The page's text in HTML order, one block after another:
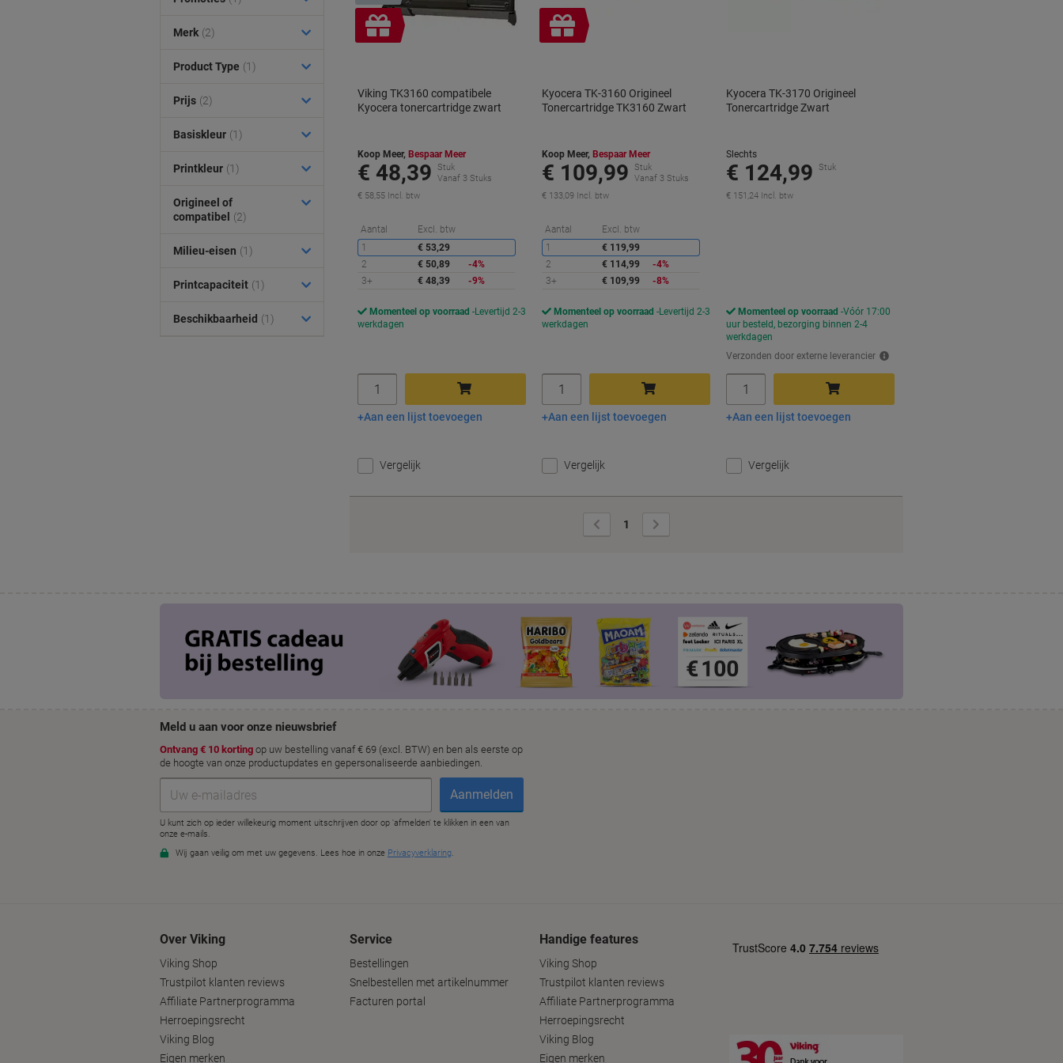
Geschenk
Viking TK3160 compatibele
Kyocera tonercartridge zwart
Koop Meer, Bespaar Meer
€ 48,39
Stuk
Vanaf 3 Stuks
€ 58,55 Incl. btw
Aantal Excl. btw
Korting
1
€ 53,29
2
€ 50,89
-4%
3+
€ 48,39 -9%
Momenteel op voorraad
Levertijd 2-3
werkdagen
In winkelwagen
Aan een lijst toevoegen
Vergelijk
Geschenk
Kyocera TK-3160 Origineel
Tonercartridge TK3160 Zwart
Koop Meer, Bespaar Meer
€ 109,99
Stuk
Vanaf 3 Stuks
€ 133,09 Incl. btw
Aantal Excl. btw
1
€ 119,99
2
€ 114,99
-4%
3+
€ 109,99 -8%
Momenteel op voorraad
Levertijd 2-3
werkdagen
In winkelwagen
Aan een lijst toevoegen
Vergelijk
Kyocera TK-3170 Origineel
Tonercartridge Zwart
Slechts
€ 124,99 Stuk
€ 151,24 Incl. btw
Momenteel op voorraad Vóór 17:00
uur besteld, bezorging binnen 2-4
werkdagen
Verzonden door externe leverancier
In winkelwagen
Aan een lijst toevoegen
Vergelijk
Vorige
pagina
1
pagina
Merk (2)
Product Type (1)
Prijs (2)
Basiskleur (1)
Printkleur (1)
Origineel of
compatibel
(2)
Milieu-eisen (1)
Printcapaciteit (1)
Beschikbaarheid (1)
Over Viking
Viking Shop
Trustpilot klanten reviews
Affiliate Partnerprogramma
Herroepingsrecht
Viking Blog
Eigen merken
Service
Bestellingen
Snelbestellen met artikelnummer
Facturen portal
Handige features
Viking Shop
Trustpilot klanten reviews
Affiliate Partnerprogramma
Herroepingsrecht
Viking Blog
Eigen merken